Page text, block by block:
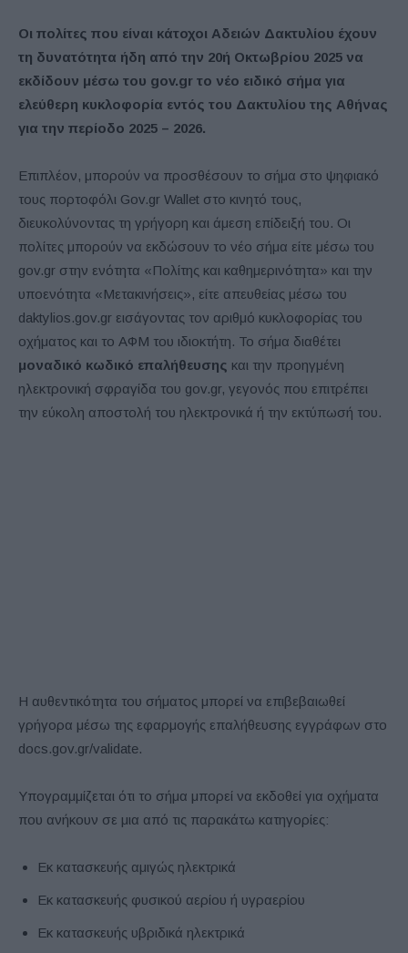
Οι πολίτες που είναι κάτοχοι Αδειών Δακτυλίου έχουν
τη δυνατότητα ήδη από την 20ή Οκτωβρίου 2025 να
εκδίδουν μέσω του gov.gr το νέο ειδικό σήμα για
ελεύθερη κυκλοφορία εντός του Δακτυλίου της Αθήνας
για την περίοδο 2025 – 2026.
Επιπλέον, μπορούν να προσθέσουν το σήμα στο ψηφιακό
τους πορτοφόλι Gov.gr Wallet στο κινητό τους,
διευκολύνοντας τη γρήγορη και άμεση επίδειξή του. Οι
πολίτες μπορούν να εκδώσουν το νέο σήμα είτε μέσω του
gov.gr στην ενότητα «Πολίτης και καθημερινότητα» και την
υποενότητα «Μετακινήσεις», είτε απευθείας μέσω του
daktylios.gov.gr εισάγοντας τον αριθμό κυκλοφορίας του
οχήματος και το ΑΦΜ του ιδιοκτήτη. Το σήμα διαθέτει
μοναδικό κωδικό επαλήθευσης και την προηγμένη
ηλεκτρονική σφραγίδα του gov.gr, γεγονός που επιτρέπει
την εύκολη αποστολή του ηλεκτρονικά ή την εκτύπωσή του.
Η αυθεντικότητα του σήματος μπορεί να επιβεβαιωθεί
γρήγορα μέσω της εφαρμογής επαλήθευσης εγγράφων στο
docs.gov.gr/validate.
Υπογραμμίζεται ότι το σήμα μπορεί να εκδοθεί για οχήματα
που ανήκουν σε μια από τις παρακάτω κατηγορίες:
Εκ κατασκευής αμιγώς ηλεκτρικά
Εκ κατασκευής φυσικού αερίου ή υγραερίου
Εκ κατασκευής υβριδικά ηλεκτρικά